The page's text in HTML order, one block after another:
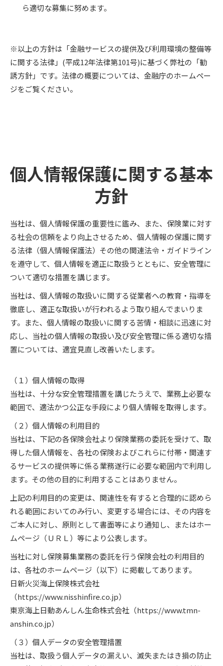
ら適切な募集に努めます。
※以上の方針は「金融サービスの提供及び利用環境の整備等
に関する法律」(平成12年法律第101号)に基づく弊社の「勧
誘方針」です。法律の概要については、金融庁のホームペー
ジをご覧ください。
個人情報保護に関する基本
方針
当社は、個人情報保護の重要性に鑑み、また、保険業に対す
る社会の信頼をより向上させるため、個人情報の保護に関す
る法律（個人情報保護法）その他の関連法令・ガイドライン
を遵守して、個人情報を適正に取扱うとともに、安全管理に
ついて適切な措置を講じます。
当社は、個人情報の取扱いに関する従業者への教育・指導を
徹底し、適正な取扱いが行われるよう取り組んでまいりま
す。また、個人情報の取扱いに関する苦情・相談に迅速に対
応し、当社の個人情報の取扱い及び安全管理に係る適切な措
置については、適宜見直し改善いたします。
（１）個人情報の取得
当社は、十分な安全管理措置を講じたうえで、業務上必要な
範囲で、適法かつ公正な手段により個人情報を取得します。
（２）個人情報の利用目的
当社は、下記の各保険会社より保険業務の委託を受けて、取
得した個人情報を、各社の保険およびこれらに付帯・関連す
るサービスの提供等に係る業務遂行に必要な範囲内で利用し
ます。その他の目的に利用することはありません。
上記の利用目的の変更は、関連性を有すると合理的に認めら
れる範囲においてのみ行い、変更する場合には、その内容を
ご本人に対し、原則として書面等により通知し、またはホー
ムページ（ＵＲＬ）等により公表します。
当社に対し保険募集業務の委託を行う保険会社の利用目的
は、各社のホームページ（以下）に掲載してあります。
日新火災海上保険株式会社
（https://www.nisshinfire.co.jp）
東京海上日動あんしん生命株式会社（https://www.tmn-
anshin.co.jp）
（３）個人データの安全管理措置
当社は、取扱う個人データの漏えい、滅失またはき損の防止